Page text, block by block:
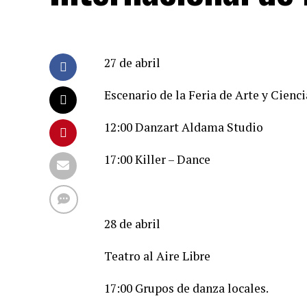
27 de abril
Escenario de la Feria de Arte y
12:00 Danzart Aldama Studio
17:00 Killer – Dance
28 de abril
Teatro al Aire Libre
17:00 Grupos de danza locales.